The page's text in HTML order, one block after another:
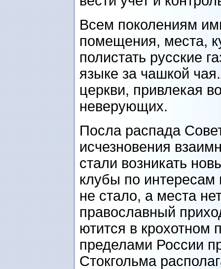
Всем поколениям
помещения, места,
полистать русские
языке за чашкой
церкви, привлекая
неверующих.
Посла распада
исчезновения
стали возникать
клубы по интересам
не стало, а места
православный
ютится в
пределами России
Стокгольма